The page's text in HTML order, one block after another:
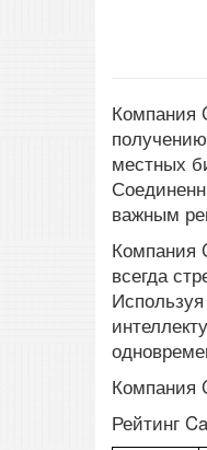
Компания
местных
важным
Компания
всегда
Компания
Рейтинг